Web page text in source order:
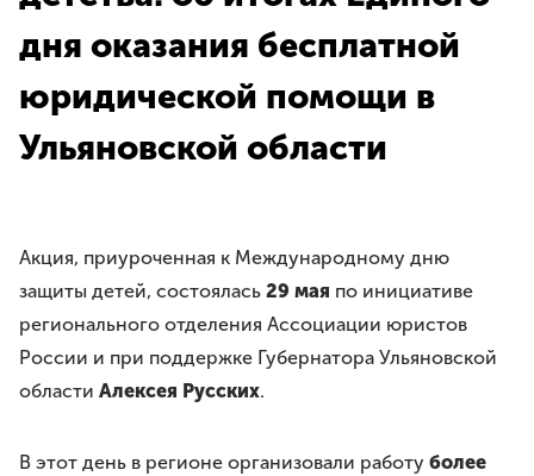
Требования
Права и обязанности
Вступить в Ассоциацию
Членские взносы
Правовое просвещение
Законотворчество
Антикоррупционная деятельность
Молодёжное движение
дня оказания бесплатной
юридической помощи в
Ульяновской области
Акция, приуроченная к Международному дню
защиты детей, состоялась 29 мая по инициативе
регионального отделения Ассоциации юристов
России и при поддержке Губернатора Ульяновской
области Алексея Русских.
В этот день в регионе организовали работу более